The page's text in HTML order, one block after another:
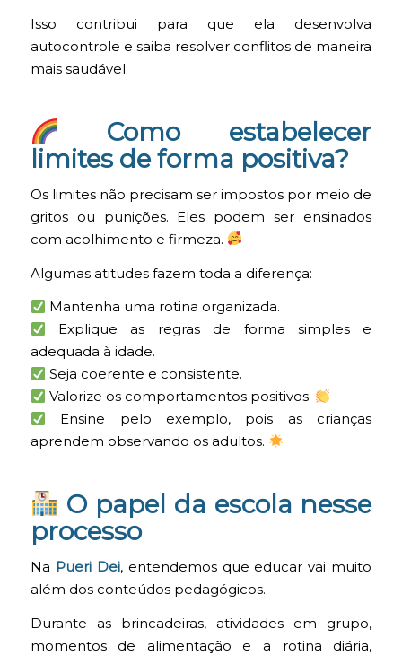
Isso contribui para que ela desenvolva
autocontrole e saiba resolver conflitos de maneira
mais saudável.
Como estabelecer
limites de forma positiva?
Os limites não precisam ser impostos por meio de
gritos ou punições. Eles podem ser ensinados
com acolhimento e firmeza.
Algumas atitudes fazem toda a diferença:
Mantenha uma rotina organizada.
Explique as regras de forma simples e
adequada à idade.
Seja coerente e consistente.
Valorize os comportamentos positivos.
Ensine pelo exemplo, pois as crianças
aprendem observando os adultos.
O papel da escola nesse
processo
Na Pueri Dei, entendemos que educar vai muito
além dos conteúdos pedagógicos.
Durante as brincadeiras, atividades em grupo,
momentos de alimentação e a rotina diária,